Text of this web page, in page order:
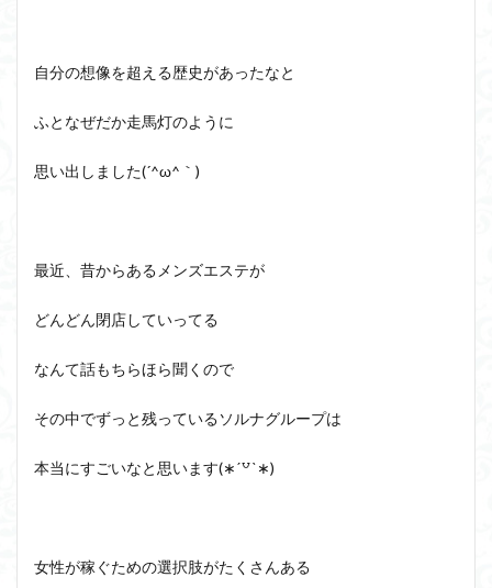
自分の想像を超える歴史があったなと
ふとなぜだか走馬灯のように
思い出しました(´^ω^｀)
最近、昔からあるメンズエステが
どんどん閉店していってる
なんて話もちらほら聞くので
その中でずっと残っているソルナグループは
本当にすごいなと思います(∗ˊ꒵ˋ∗)
女性が稼ぐための選択肢がたくさんある